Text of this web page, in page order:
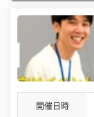
開催日時